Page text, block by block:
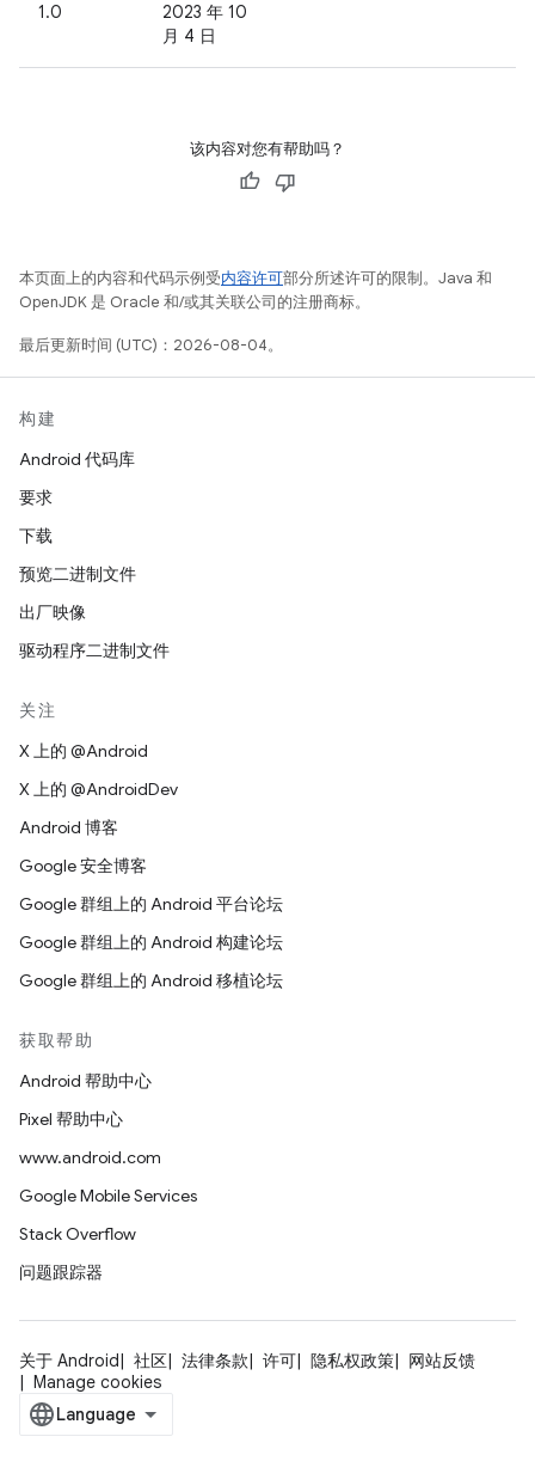
1.0
2023 年 10
月 4 日
该内容对您有帮助吗？
本页面上的内容和代码示例受内容许可部分所述许可的限制。Java 和
OpenJDK 是 Oracle 和/或其关联公司的注册商标。
最后更新时间 (UTC)：2026-08-04。
构建
Android 代码库
要求
下载
预览二进制文件
出厂映像
驱动程序二进制文件
关注
X 上的 @Android
X 上的 @AndroidDev
Android 博客
Google 安全博客
Google 群组上的 Android 平台论坛
Google 群组上的 Android 构建论坛
Google 群组上的 Android 移植论坛
获取帮助
Android 帮助中心
Pixel 帮助中心
www.android.com
Google Mobile Services
Stack Overflow
问题跟踪器
关于 Android 社区 法律条款 许可 隐私权政策
网站反馈
Manage cookies